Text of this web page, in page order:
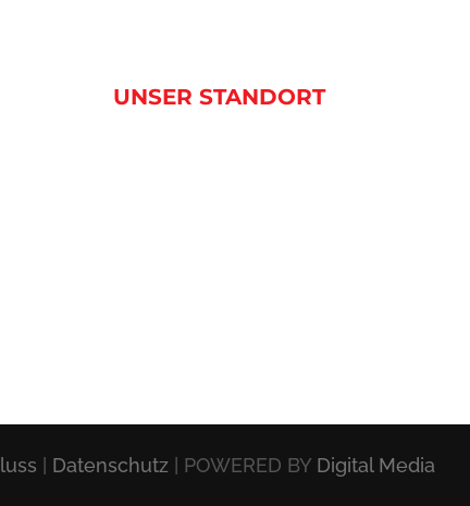
UNSER STANDORT
Datenschutz | POWERED BY Digital Media